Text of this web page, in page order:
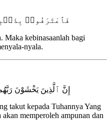
فَٱعْتَرَفُوا۟
Maka kebinasaanlah bagi
nyala.
إِنَّ ٱلَّذِينَ يَخْشَوْنَ
takut kepada Tuhannya Yang
memperoleh ampunan dan